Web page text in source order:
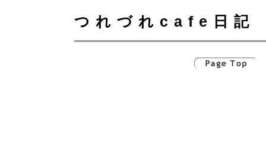
つれづれcafe日記